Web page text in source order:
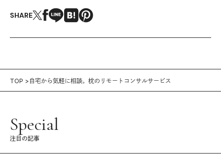
SHARE
TOP 自宅から気軽に相談。枕のリモートコンサルサービス
Special
注目の記事